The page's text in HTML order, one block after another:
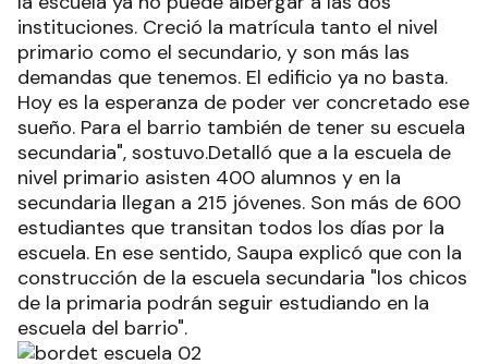
instituciones. Creció la matrícula tanto el nivel
primario como el secundario, y son más las
demandas que tenemos. El edificio ya no basta.
Hoy es la esperanza de poder ver concretado ese
sueño. Para el barrio también de tener su escuela
secundaria", sostuvo.Detalló que a la escuela de
nivel primario asisten 400 alumnos y en la
secundaria llegan a 215 jóvenes. Son más de 600
estudiantes que transitan todos los días por la
escuela. En ese sentido, Saupa explicó que con la
construcción de la escuela secundaria "los chicos
de la primaria podrán seguir estudiando en la
escuela del barrio".